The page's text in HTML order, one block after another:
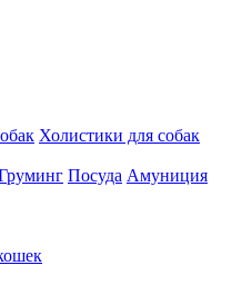
Холистики для собак
Посуда Амуниция